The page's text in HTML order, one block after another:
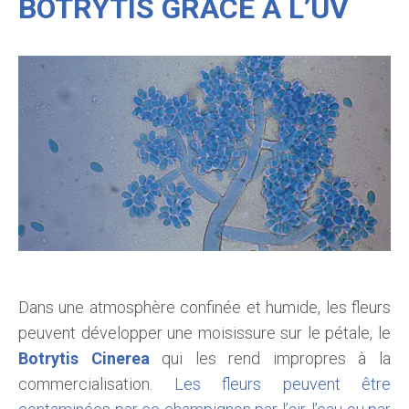
BOTRYTIS GRÂCE À L’UV
Dans une atmosphère confinée et humide, les fleurs
peuvent développer une moisissure sur le pétale, le
Botrytis Cinereaqui les rend impropres à la
commercialisation.
Les fleurs peuvent être